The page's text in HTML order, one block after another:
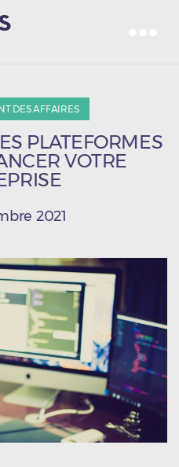
DES AFFAIRES
PLATEFORMES
VOTRE
2021